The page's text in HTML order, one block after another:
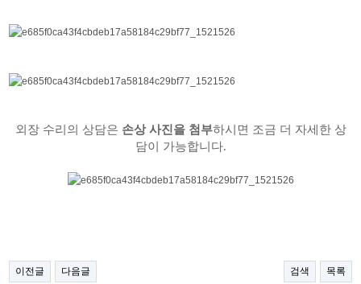
외장 수리의 상담은 손상 사진을 첨부하시면 조금 더 자세한 상
담이 가능합니다.
이전글 다음글 검색 목록